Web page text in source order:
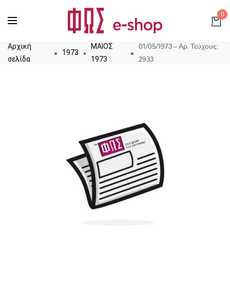
0
Αρχική
σελίδα
1973
ΜΑΙΟΣ
1973
01/05/1973 – Αρ. Τεύχους:
2933